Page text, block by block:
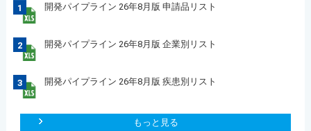
1 開発パイプライン 26年8月版 申請品リスト
2 開発パイプライン 26年8月版 企業別リスト
3 開発パイプライン 26年8月版 疾患別リスト
もっと見る